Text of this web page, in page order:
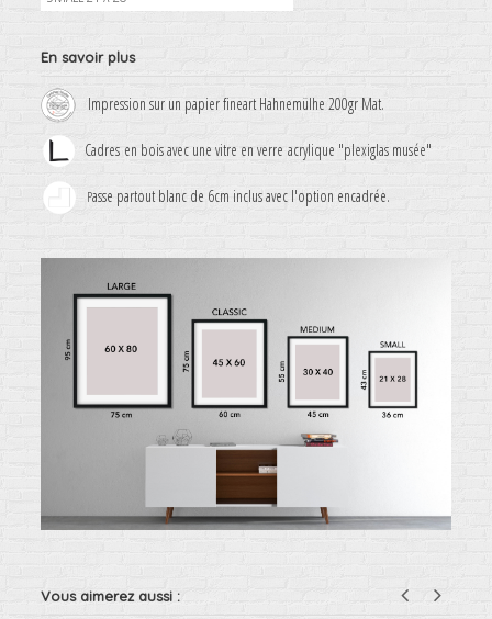
En savoir plus
Impression sur un papier fineart Hahnemülhe 200gr Mat.
Cadres en bois avec une vitre en verre acrylique "plexiglas musée"
Passe partout blanc de 6cm inclus avec l'option encadrée.
Vous aimerez aussi :